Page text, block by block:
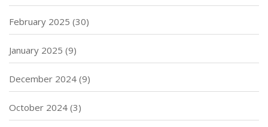
February 2025 (30)
January 2025 (9)
December 2024 (9)
October 2024 (3)